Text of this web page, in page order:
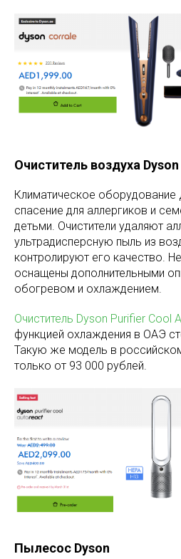
Очиститель воздуха Dyson
Климатическое
спасение для аллергиков и
детьми. Очистители удаляют
ультрадисперсную пыль из
контролируют его качество.
оснащены дополнительными
обогревом и охлаждением.
Очиститель Dyson Purifier Cool
функцией охлаждения в ОАЭ
Такую же модель в
только от 93 000 рублей.
Пылесос Dyson